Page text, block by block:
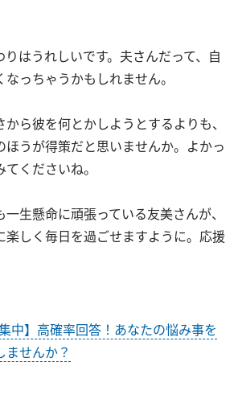
はうれしいです。夫さんだって、自
っちゃうかもしれません。
ら彼を何とかしようとするよりも、
ほうが得策だと思いませんか。よかっ
くださいね。
生懸命に頑張っている友美さんが、
楽しく毎日を過ごせますように。応援
中】高確率回答！あなたの悩み事を
ませんか？